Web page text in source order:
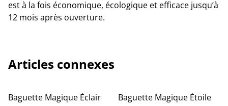
est à la fois économique, écologique et efficace jusqu’à
12 mois après ouverture.
Articles connexes
Baguette Magique Éclair
Baguette Magique Étoile